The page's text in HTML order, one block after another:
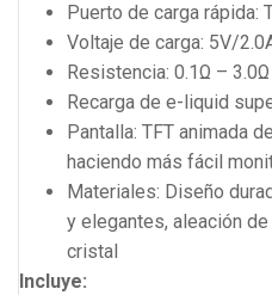
Puerto de carga rápida:
Voltaje de carga: 5V/
Resistencia: 0.1Ω – 3.0Ω
Recarga de e-liquid
Pantalla: TFT animada
haciendo más fácil
Materiales: Diseño
y elegantes, aleación
cristal
Incluye: